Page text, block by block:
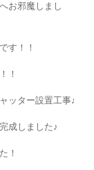
お邪魔しまし
す！！
！
ッター設置工事♪
成しました♪
！